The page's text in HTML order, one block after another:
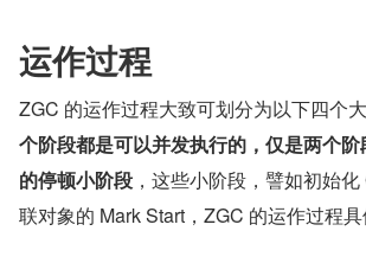
运作过程
ZGC 的运作过程大致可划分为以下四个大
个阶段都是可以并发执行的，仅是两个
的停顿小阶段 ，这些小阶段，譬如初始
联对象的 Mark Start，ZGC 的运作过程具